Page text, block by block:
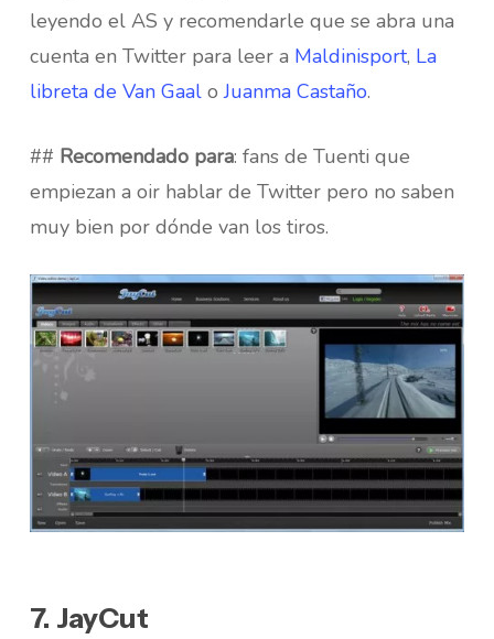
leyendo el AS y recomendarle que se abra una
cuenta en Twitter para leer a Maldinisport, La
libreta de Van GaaloJuanma Castaño.
## Recomendado para: fans de Tuenti que
empiezan a oir hablar de Twitter pero no saben
muy bien por dónde van los tiros.
7. JayCut